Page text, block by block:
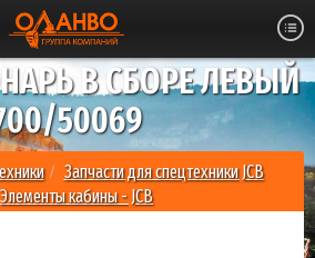
В СБОРЕ ЛЕВЫЙ
50069
Запчасти для спецтехники JCB
Элементы кабины - JCB